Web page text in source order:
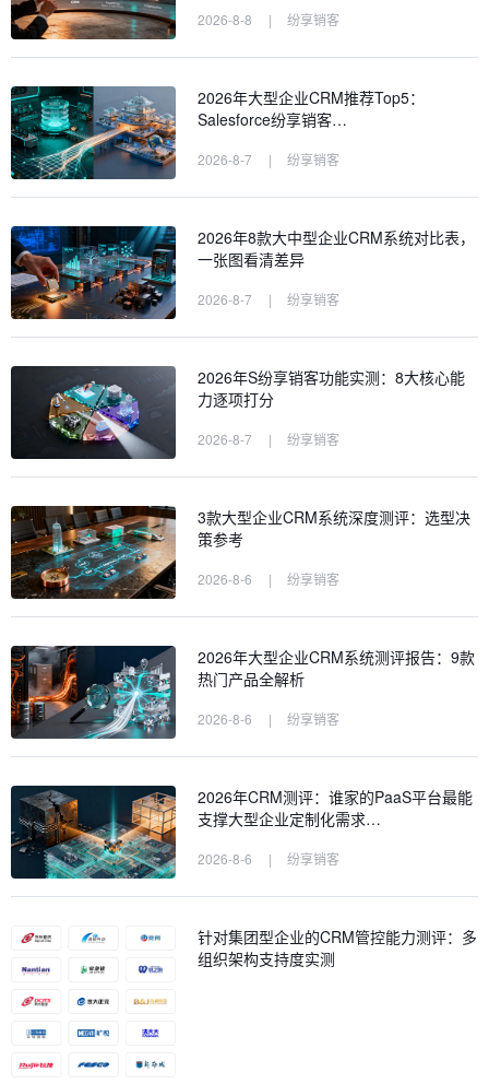
2026-8-8 | 纷享销客
2026年大型企业CRM推荐Top5：
Salesforce纷享销客…
2026-8-7 | 纷享销客
2026年8款大中型企业CRM系统对比表，
一张图看清差异
2026-8-7 | 纷享销客
2026年S纷享销客功能实测：8大核心能
力逐项打分
2026-8-7 | 纷享销客
3款大型企业CRM系统深度测评：选型决
策参考
2026-8-6 | 纷享销客
2026年大型企业CRM系统测评报告：9款
热门产品全解析
2026-8-6 | 纷享销客
2026年CRM测评：谁家的PaaS平台最能
支撑大型企业定制化需求…
2026-8-6 | 纷享销客
针对集团型企业的CRM管控能力测评：多
组织架构支持度实测